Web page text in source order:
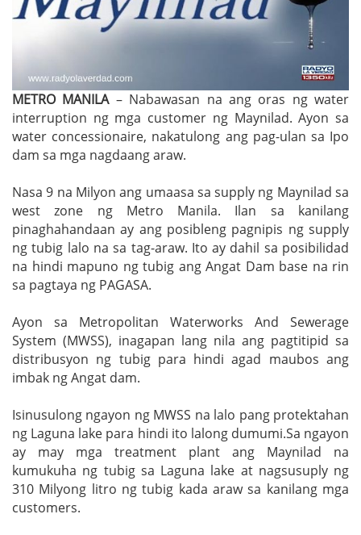
METRO MANILA – Nabawasan na ang oras ng water
interruption ng mga customer ng Maynilad. Ayon sa
water concessionaire, nakatulong ang pag-ulan sa Ipo
dam sa mga nagdaang araw.
Nasa 9 na Milyon ang umaasa sa supply ng Maynilad sa
west zone ng Metro Manila. Ilan sa kanilang
pinaghahandaan ay ang posibleng pagnipis ng supply
ng tubig lalo na sa tag-araw. Ito ay dahil sa posibilidad
na hindi mapuno ng tubig ang Angat Dam base na rin
sa pagtaya ng PAGASA.
Ayon sa Metropolitan Waterworks And Sewerage
System (MWSS), inagapan lang nila ang pagtitipid sa
distribusyon ng tubig para hindi agad maubos ang
imbak ng Angat dam.
Isinusulong ngayon ng MWSS na lalo pang protektahan
ng Laguna lake para hindi ito lalong dumumi.Sa ngayon
ay may mga treatment plant ang Maynilad na
kumukuha ng tubig sa Laguna lake at nagsusuply ng
310 Milyong litro ng tubig kada araw sa kanilang mga
customers.